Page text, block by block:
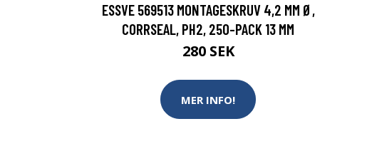
ESSVE 569513 MONTAGESKRUV 4,2 MM Ø,
CORRSEAL, PH2, 250-PACK 13 MM
280 SEK
MER INFO!